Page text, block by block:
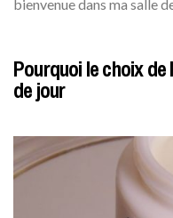
bienvenue dans ma salle
Pourquoi le choix
de jour